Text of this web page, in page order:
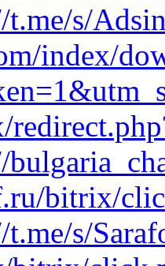
t.me/s/
index/
bitrix/
s/